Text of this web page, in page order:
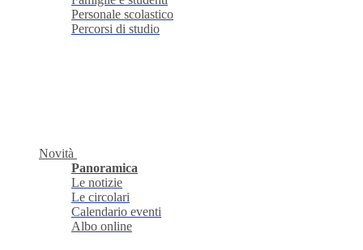
Personale scolastico
Percorsi di studio
Novità
Panoramica
Le notizie
Le circolari
Calendario eventi
Albo online